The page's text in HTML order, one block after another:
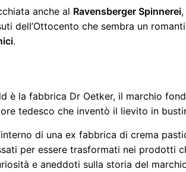
anche al Ravensberger Spinnerei
dell’Ottocento che sembra un
.
è la fabbrica Dr Oetker, il marchio
tedesco che inventò il lievito in
di una ex fabbrica di crema
per essere trasformati nei prodotti
e aneddoti sulla storia del